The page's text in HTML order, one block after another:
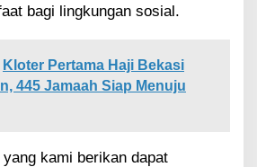
bagi lingkungan sosial.
Kloter Pertama Haji Bekasi
445 Jamaah Siap Menuju
yang kami berikan dapat